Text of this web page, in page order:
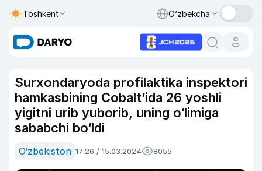
Toshkent O‘zbekcha
Surxondaryoda profilaktika inspektori
hamkasbining Cobalt’ida 26 yoshli
yigitni urib yuborib, uning o‘limiga
sababchi bo‘ldi
O‘zbekiston 17:26 / 15.03.2024 8055